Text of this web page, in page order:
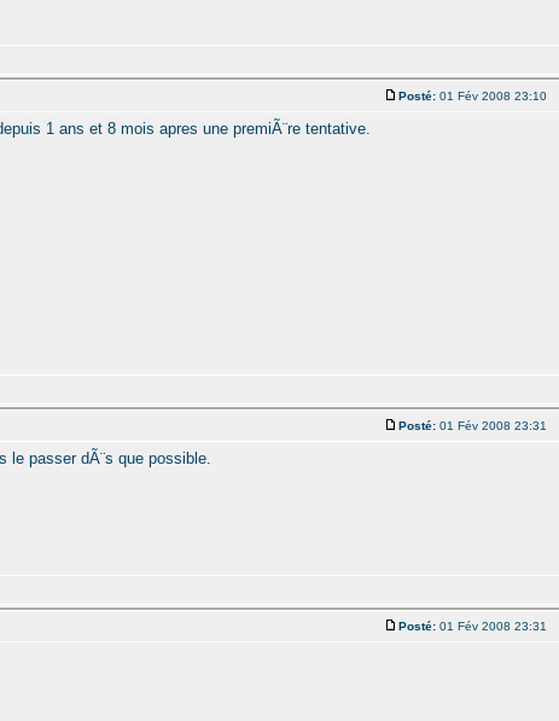
Posté: 01 Fév 2008 23:10
1 ans et 8 mois apres une premiÃ¨re tentative.
Posté: 01 Fév 2008 23:31
le passer dÃ¨s que possible.
Posté: 01 Fév 2008 23:31